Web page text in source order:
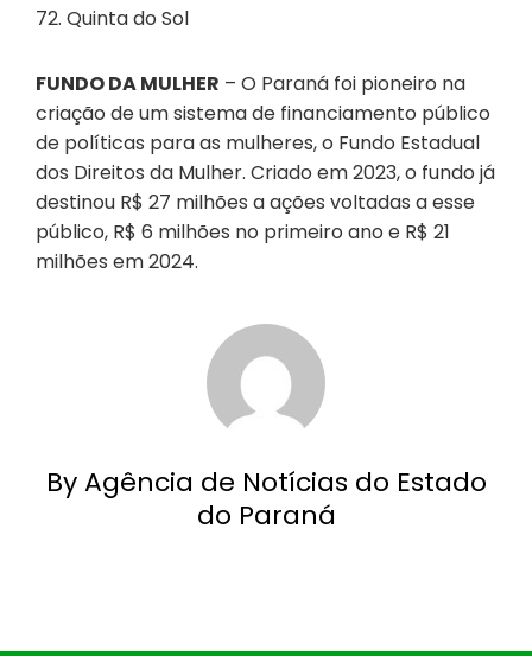
72. Quinta do Sol
FUNDO DA MULHER – O Paraná foi pioneiro na
criação de um sistema de financiamento público
de políticas para as mulheres, o Fundo Estadual
dos Direitos da Mulher. Criado em 2023, o fundo já
destinou R$ 27 milhões a ações voltadas a esse
público, R$ 6 milhões no primeiro ano e R$ 21
milhões em 2024.
By Agência de Notícias do Estado
do Paraná